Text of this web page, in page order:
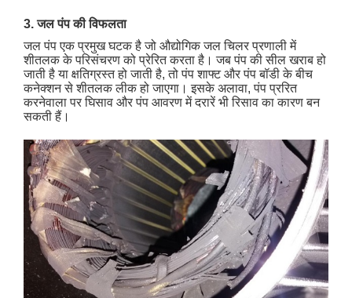
3. जल पंप की विफलता
जल पंप एक प्रमुख घटक है जो औद्योगिक जल चिलर प्रणाली में
शीतलक के परिसंचरण को प्रेरित करता है। जब पंप की सील खराब हो
जाती है या क्षतिग्रस्त हो जाती है, तो पंप शाफ्ट और पंप बॉडी के बीच
कनेक्शन से शीतलक लीक हो जाएगा। इसके अलावा, पंप प्ररित
करनेवाला पर घिसाव और पंप आवरण में दरारें भी रिसाव का कारण बन
सकती हैं।